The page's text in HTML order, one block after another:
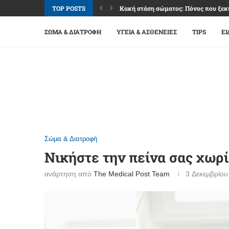
TOP POSTS
Κακή στάση σώματος: Πόνος που
ΣΏΜΑ & ΔΙΑΤΡΟΦΉ
ΥΓΕΊΑ & ΑΣΘΈΝΕΙΕΣ TIPS
Σώμα & Διατροφή
Νικήστε την πείνα σας
ανάρτηση από The Medical Post Team 3